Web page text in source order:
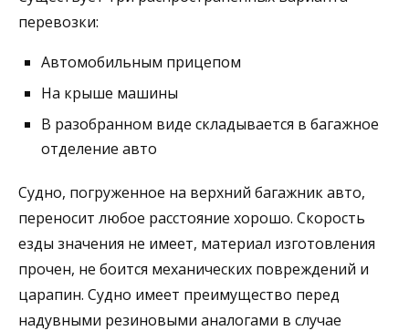
перевозки:
Автомобильным прицепом
На крыше машины
В разобранном виде складывается в багажное
отделение авто
Судно, погруженное на верхний багажник авто,
переносит любое расстояние хорошо. Скорость
езды значения не имеет, материал изготовления
прочен, не боится механических повреждений и
царапин. Судно имеет преимущество перед
надувными резиновыми аналогами в случае